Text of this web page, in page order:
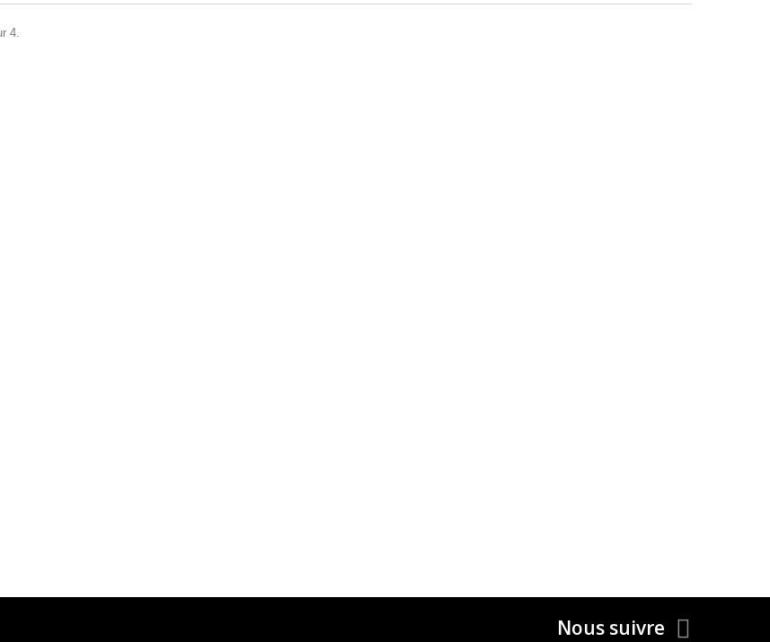
4.
Nous suivre